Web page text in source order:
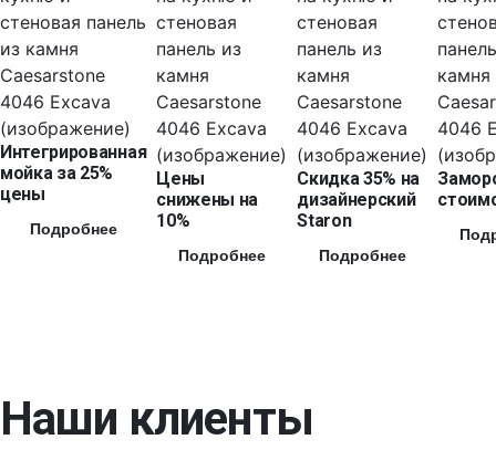
Интегрированная
мойка за 25%
цены
Подробнее
Цены
снижены на
10%
Подробнее
Скидка 35% на
дизайнерский
Staron
Подробнее
Наши клиенты